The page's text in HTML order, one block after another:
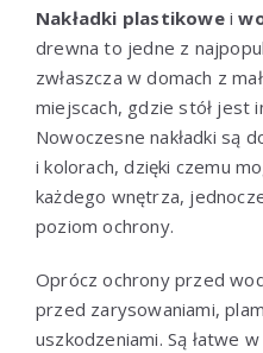
Nakładki plastikowei
drewna to jedne z
zwłaszcza w domach z
miejscach, gdzie stół jest
Nowoczesne nakładki są
i kolorach, dzięki czemu
każdego wnętrza,
poziom ochrony.
Oprócz ochrony przed
przed zarysowaniami,
uszkodzeniami. Są łatwe